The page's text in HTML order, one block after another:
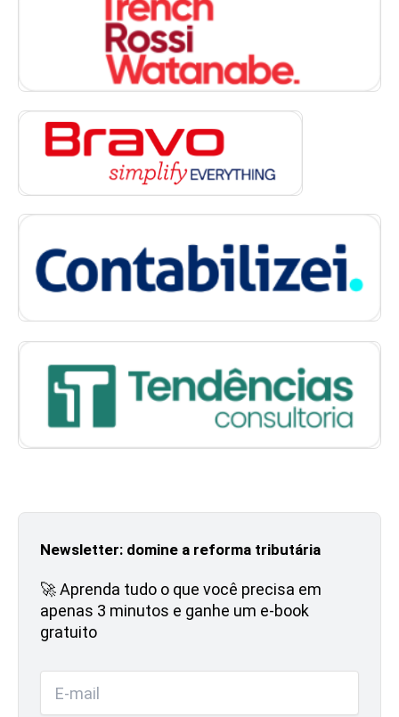
Newsletter: domine a reforma tributária
🚀 Aprenda tudo o que você precisa em
apenas 3 minutos e ganhe um e-book
gratuito